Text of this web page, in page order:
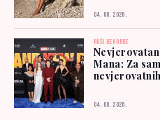
04. 08. 2026.
RUŠI REKORDE
Mana: Za
04. 08. 2026.